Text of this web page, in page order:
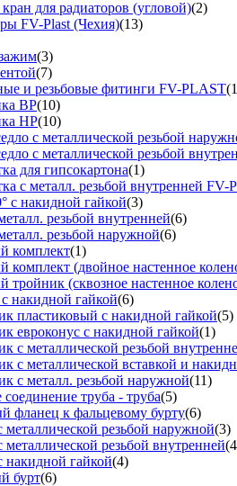
для радиаторов (угловой)(2)
FV-Plast (Чехия)(13)
(3)
(7)
и резьбовые фитинги FV-PLAST
ВР(10)
НР(10)
с металлической резьбой
с металлической резьбой
для гипсокартона(1)
с металл. резьбой внутренней FV-
с накидной гайкой(3)
резьбой внутренней(6)
резьбой наружной(6)
комплект(1)
комплект (двойное настенное
тройник (сквозное настенное
накидной гайкой(6)
пластиковый с накидной гайкой(5)
евроконус с накидной гайкой(1)
с металлической резьбой
с металлической вставкой и
с металл. резьбой наружной(11)
соединение труба - труба(5)
фланец к фальцевому бурту(6)
металлической резьбой наружной(3)
резьбой внутренней
накидной гайкой(4)
бурт(6)